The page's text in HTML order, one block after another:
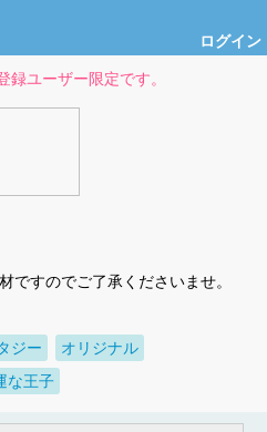
ログイン
録ユーザー限定です。
ですのでご了承くださいませ。
ジー
オリジナル
な王子